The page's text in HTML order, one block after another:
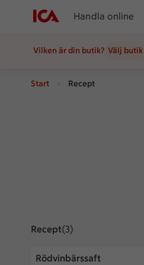
Handla online
Vilken är din butik? Välj butik
Start Recept
ReceptVisar 3 stycken
(3)
Rödvinbärssaft
Rödvinbärssaft